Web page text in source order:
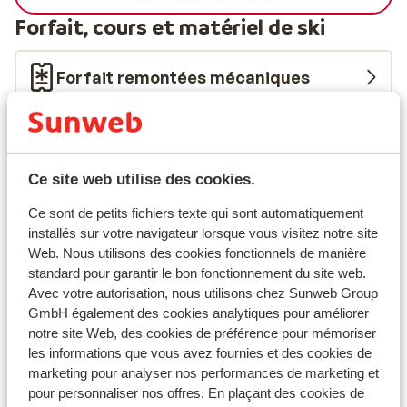
Ce site web utilise des cookies.
Ce sont de petits fichiers texte qui sont automatiquement
installés sur votre navigateur lorsque vous visitez notre site
Web. Nous utilisons des cookies fonctionnels de manière
standard pour garantir le bon fonctionnement du site web.
Avec votre autorisation, nous utilisons chez Sunweb Group
GmbH également des cookies analytiques pour améliorer
notre site Web, des cookies de préférence pour mémoriser
les informations que vous avez fournies et des cookies de
marketing pour analyser nos performances de marketing et
pour personnaliser nos offres. En plaçant des cookies de
type bain bouillonnant. Pour ceux qui désirent garder la
forme, une salle de musculation est à disposition. Les 2
Alpes est une station sportive qui saura séduire les
amoureux de sports de glisse. Vous pourrez faire du
ou encore des randonnées en raquettes. De multiples
activités sont aussi adaptées aux plus jeunes visiteurs:
parc de jeux sur neige, patinoire…Ici il y en aura pour
Forfait, cours et matériel de ski
Forfait remontées mécaniques
Cours de ski
Matériel de ski
Autres hébergements - Les Deux
Alpes
Résidence Neige et Soleil
Résidence l'Alpeggio